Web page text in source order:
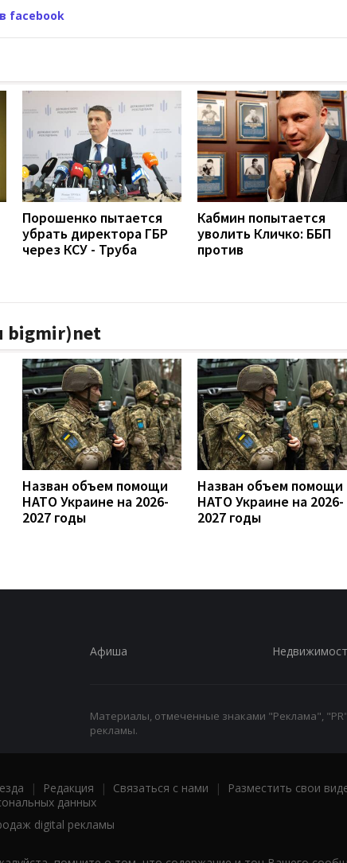
facebook
Порошенко пытается
убрать директора ГБР
через КСУ - Труба
Кабмин попытается
уволить Кличко: ББП
против
bigmir)net
Назван объем помощи
НАТО Украине на 2026-
2027 годы
Назван объем помощи
НАТО Украине на 2026-
2027 годы
Афиша
Материалы, отмеченные знаками "Реклама",
рекламы.
| Редакция | Связаться с нами | Разместить свои
данных
digital рекламы